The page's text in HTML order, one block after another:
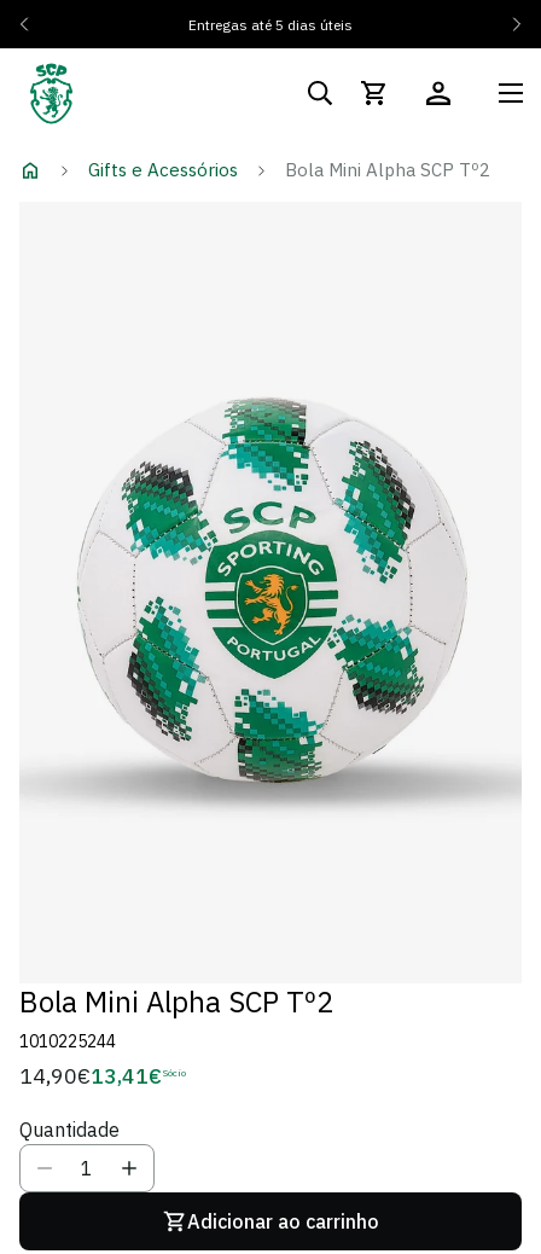
Entregas até 5 dias úteis
Gifts e Acessórios Bola Mini Alpha SCP Tº2
Bola Mini Alpha SCP Tº2
1010225244
Preço
14,90€ Preço
Sócio
13,41€ Sócio
Quantidade
Adicionar ao carrinho